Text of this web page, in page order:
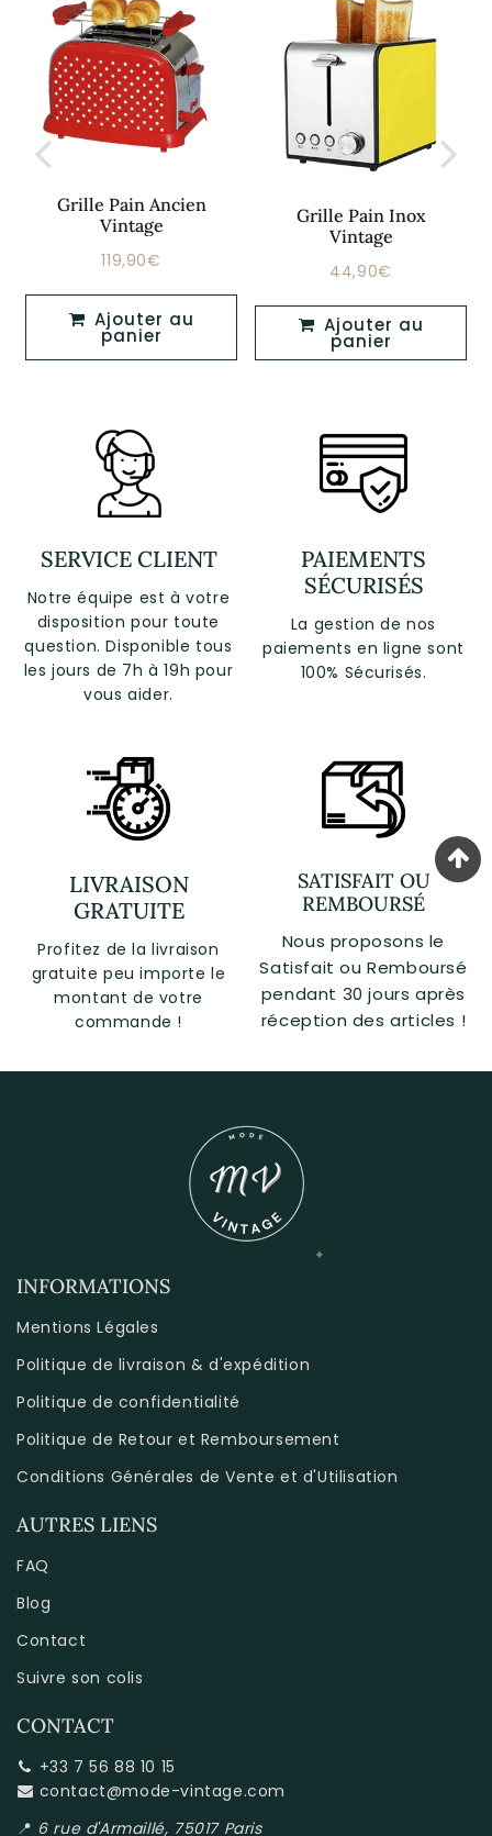
Grille Pain Ancien
Vintage
Prix
119,90€
Ajouter au
panier
Grille Pain Inox
Vintage
Prix
44,90€
panier
SERVICE CLIENT
Notre équipe est à votre
disposition pour toute
question. Disponible tous
les jours de 7h à 19h pour
vous aider.
PAIEMENTS
SÉCURISÉS
La gestion de nos
paiements en ligne sont
100% Sécurisés.
LIVRAISON
GRATUITE
Profitez de la livraison
gratuite peu importe le
montant de votre
commande !
SATISFAIT OU
REMBOURSÉ
Nous proposons le
Satisfait ou Remboursé
pendant 30 jours après
réception des articles !
INFORMATIONS
Mentions Légales
Politique de livraison & d'expédition
Politique de confidentialité
Politique de Retour et Remboursement
Conditions Générales de Vente et d'Utilisation
AUTRES LIENS
FAQ
Blog
Contact
Suivre son colis
CONTACT
+33 7 56 88 10 15
contact@mode-vintage.com
📍 6 rue d'Armaillé, 75017 Paris